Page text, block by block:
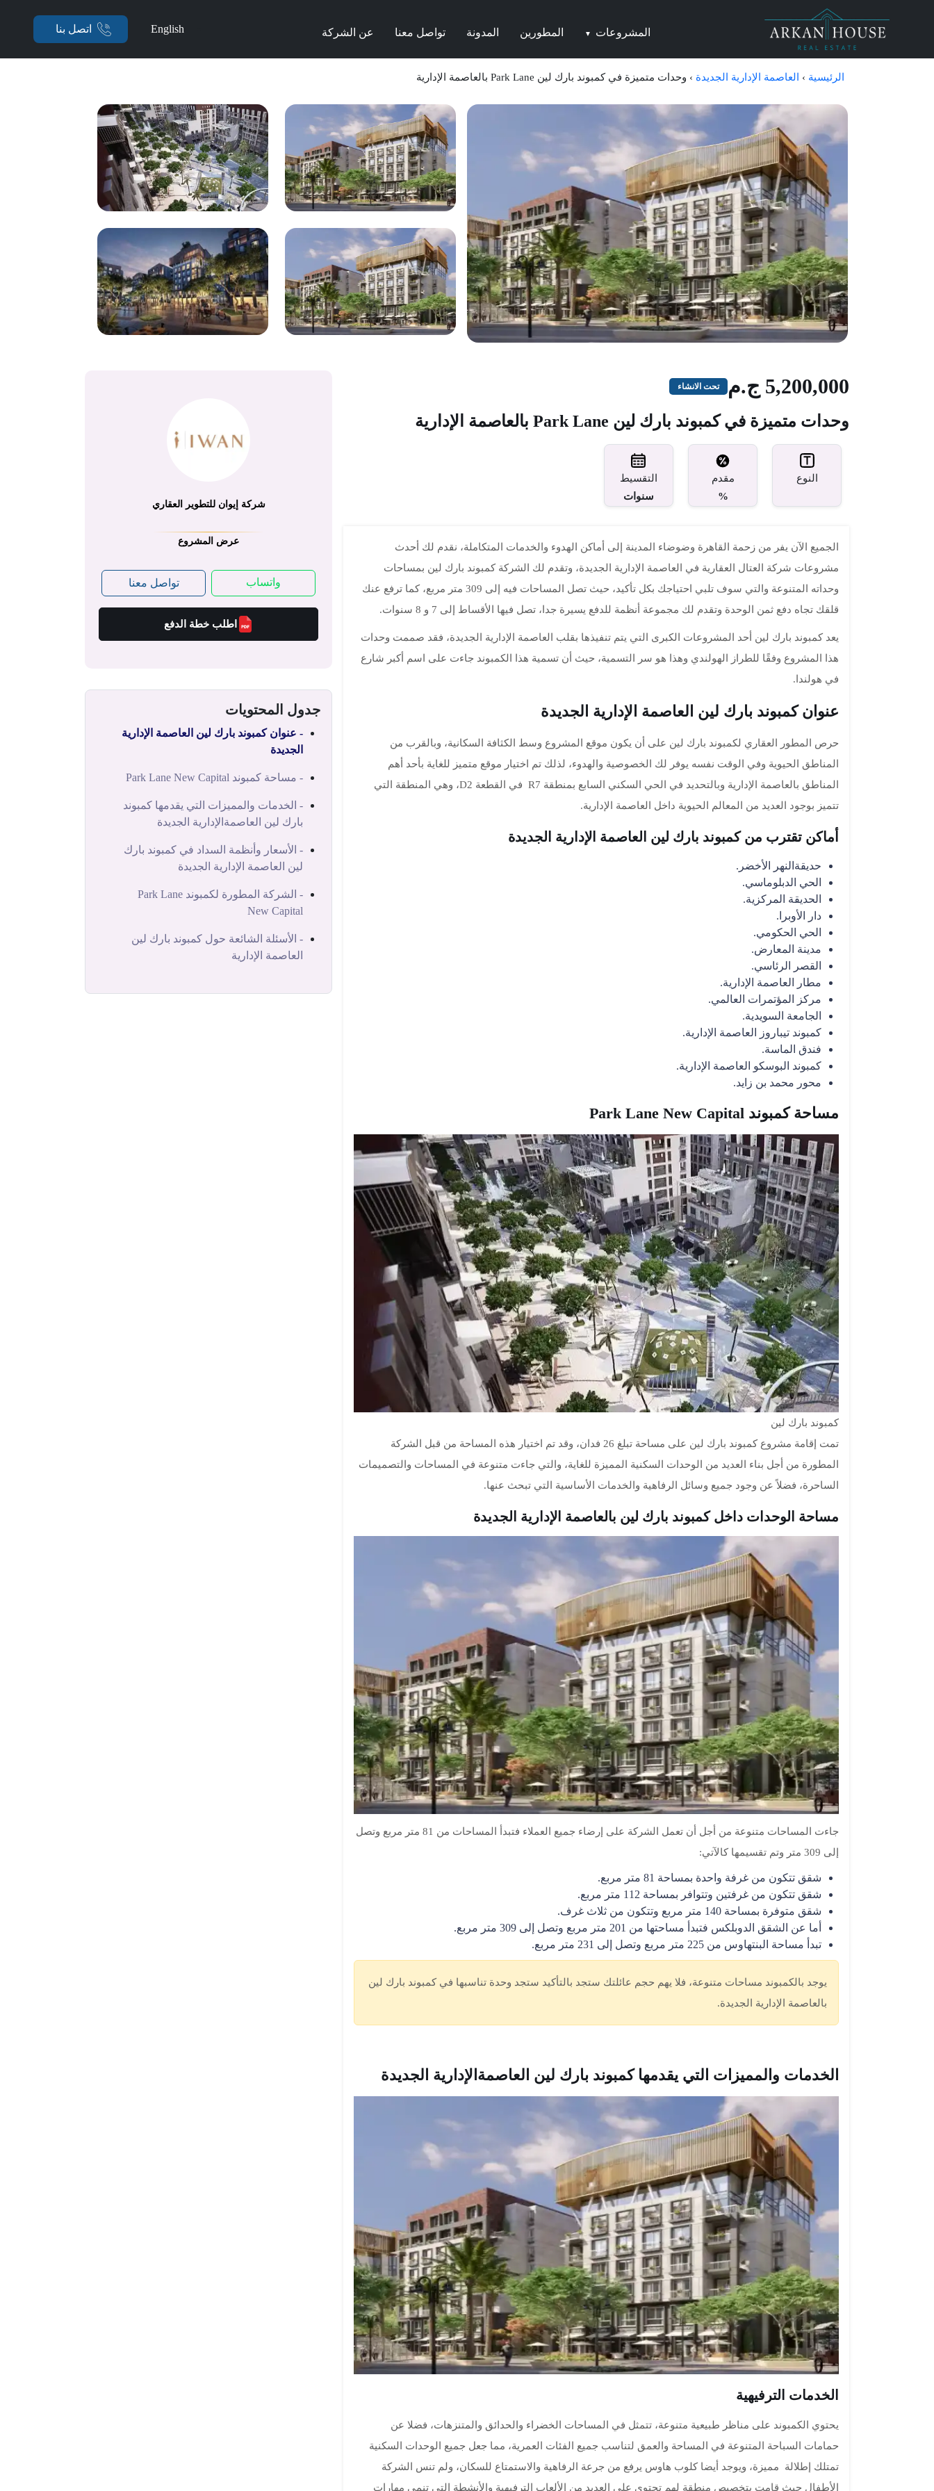
المشروعات ▼ المطورين المدونة تواصل معنا عن الشركة English اتصل بنا
الرئيسية › العاصمة الإدارية الجديدة › وحدات متميزة في كمبوند بارك لين Park Lane بالعاصمة الإدارية
5,200,000 ج.م تحت الانشاء
وحدات متميزة في كمبوند بارك لين Park Lane بالعاصمة الإدارية
النوع
مقدم
%
التقسيط
سنوات
الجميع الآن يفر من زحمة القاهرة وضوضاء المدينة إلى أماكن الهدوء والخدمات المتكاملة، نقدم لك أحدث
مشروعات شركة العتال العقارية في العاصمة الإدارية الجديدة، وتقدم لك الشركة كمبوند بارك لين بمساحات
وحداته المتنوعة والتي سوف تلبي احتياجك بكل تأكيد، حيث تصل المساحات فيه إلى 309 متر مربع، كما ترفع عنك
قلقك تجاه دفع ثمن الوحدة وتقدم لك مجموعة أنظمة للدفع يسيرة جدا، تصل فيها الأقساط إلى 7 و 8 سنوات.
يعد كمبوند بارك لين أحد المشروعات الكبرى التي يتم تنفيذها بقلب العاصمة الإدارية الجديدة، فقد صممت وحدات
هذا المشروع وفقًا للطراز الهولندي وهذا هو سر التسمية، حيث أن تسمية هذا الكمبوند جاءت على اسم أكبر شارع
في هولندا.
عنوان كمبوند بارك لين العاصمة الإدارية الجديدة
حرص المطور العقاري لكمبوند بارك لين على أن يكون موقع المشروع وسط الكثافة السكانية، وبالقرب من
المناطق الحيوية وفي الوقت نفسه يوفر لك الخصوصية والهدوء، لذلك تم اختيار موقع متميز للغاية بأحد أهم
المناطق بالعاصمة الإدارية وبالتحديد في الحي السكني السابع بمنطقة R7 في القطعة D2، وهي المنطقة التي
تتميز بوجود العديد من المعالم الحيوية داخل العاصمة الإدارية.
أماكن تقترب من كمبوند بارك لين العاصمة الإدارية الجديدة
حديقةالنهر الأخضر.
الحي الدبلوماسي.
الحديقة المركزية.
دار الأوبرا.
الحي الحكومي.
مدينة المعارض.
القصر الرئاسي.
مطار العاصمة الإدارية.
مركز المؤتمرات العالمي.
الجامعة السويدية.
كمبوند تيباروز العاصمة الإدارية.
فندق الماسة.
كمبوند البوسكو العاصمة الإدارية.
محور محمد بن زايد.
مساحة كمبوند Park Lane New Capital‎
كمبوند بارك لين
تمت إقامة مشروع كمبوند بارك لين على مساحة تبلغ 26 فدان، وقد تم اختيار هذه المساحة من قبل الشركة
المطورة من أجل بناء العديد من الوحدات السكنية المميزة للغاية، والتي جاءت متنوعة في المساحات والتصميمات
الساحرة، فضلاً عن وجود جميع وسائل الرفاهية والخدمات الأساسية التي تبحث عنها.
مساحة الوحدات داخل كمبوند بارك لين بالعاصمة الإدارية الجديدة
جاءت المساحات متنوعة من أجل أن تعمل الشركة على إرضاء جميع العملاء فتبدأ المساحات من 81 متر مربع وتصل
إلى 309 متر وتم تقسيمها كالآتي:
شقق تتكون من غرفة واحدة بمساحة 81 متر مربع.
شقق تتكون من غرفتين وتتوافر بمساحة 112 متر مربع.
شقق متوفرة بمساحة 140 متر مربع وتتكون من ثلاث غرف.
أما عن الشقق الدوبلكس فتبدأ مساحتها من 201 متر مربع وتصل إلى 309 متر مربع.
تبدأ مساحة البنتهاوس من 225 متر مربع وتصل إلى 231 متر مربع.
يوجد بالكمبوند مساحات متنوعة، فلا يهم حجم عائلتك ستجد بالتأكيد ستجد وحدة تناسبها في كمبوند بارك لين
بالعاصمة الإدارية الجديدة.
الخدمات والمميزات التي يقدمها كمبوند بارك لين العاصمةالإدارية الجديدة
الخدمات الترفيهية
يحتوي الكمبوند على مناظر طبيعية متنوعة، تتمثل في المساحات الخضراء والحدائق والمتنزهات، فضلا عن
حمامات السباحة المتنوعة في المساحة والعمق لتناسب جميع الفئات العمرية، مما جعل جميع الوحدات السكنية
تمتلك إطلالة مميزة، ويوجد أيضا كلوب هاوس يرفع من جرعة الرفاهية والاستمتاع للسكان، ولم تنس الشركة
الأطفال حيث قامت بتخصيص منطقة لهم تحتوي على العديد من الألعاب الترفيهية والأنشطة التي تنمي مهارات
شركة إيوان للتطوير العقاري
عرض المشروع
واتساب تواصل معنا
اطلب خطة الدفع
جدول المحتويات
- عنوان كمبوند بارك لين العاصمة الإدارية
الجديدة
- مساحة كمبوند Park Lane New Capital‎
- الخدمات والمميزات التي يقدمها كمبوند
بارك لين العاصمةالإدارية الجديدة
- الأسعار وأنظمة السداد في كمبوند بارك
لين العاصمة الإدارية الجديدة
- الشركة المطورة لكمبوند Park Lane
New Capital‎
- الأسئلة الشائعة حول كمبوند بارك لين
العاصمة الإدارية